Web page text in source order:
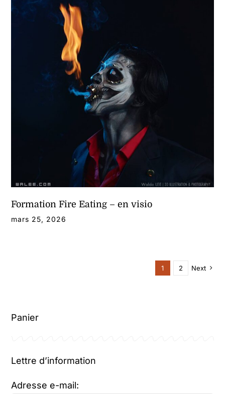
Formation Fire Eating – en visio
mars 25, 2026
1 2 Next
Panier
Lettre d’information
Adresse e-mail: